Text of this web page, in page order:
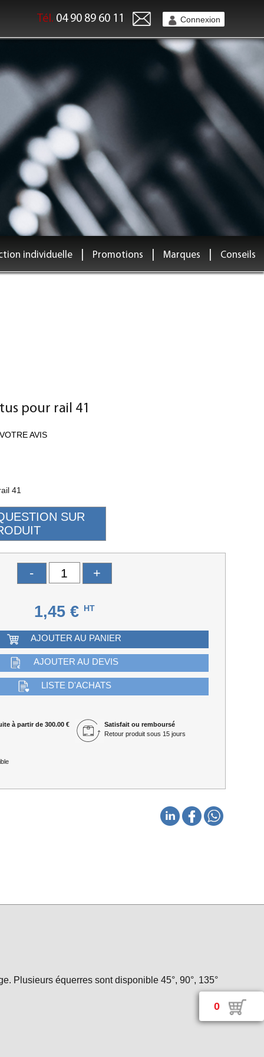
Connexion
Tél. 04 90 89 60 11
0
individuelle Promotions Marques Conseils
pour rail 41
AVIS
41
- +
1,45 € HT
AJOUTER AU PANIER
AJOUTER AU DEVIS
LISTE D'ACHATS
à partir de 300.00 €
Satisfait ou remboursé
Retour produit sous 15 jours
Plusieurs équerres sont disponible 45°, 90°, 135°